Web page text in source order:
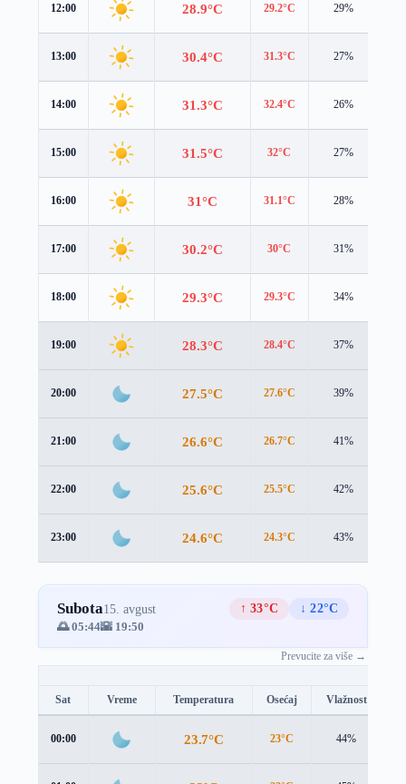
12:00 28.9°C 29.2°C 29%
13:00 30.4°C 31.3°C 27%
14:00 31.3°C 32.4°C 26%
15:00 31.5°C 32°C 27%
16:00 31°C 31.1°C 28%
17:00 30.2°C 30°C 31%
18:00 29.3°C 29.3°C 34%
19:00 28.3°C 28.4°C 37%
20:00 27.5°C 27.6°C 39%
21:00 26.6°C 26.7°C 41%
22:00 25.6°C 25.5°C 42%
23:00 24.6°C 24.3°C 43%
Subota15. avgust ↑ 33°C
↓ 22°C
🌅 05:44🌇 19:50
Prevucite za više →
Sat Vreme Temperatura Osećaj Vlažnost
00:00 23.7°C 23°C 44%